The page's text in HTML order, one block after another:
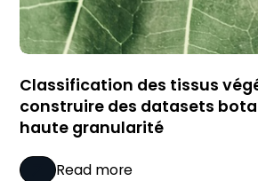
Classification des tissus
construire des datasets
haute granularité
Read more